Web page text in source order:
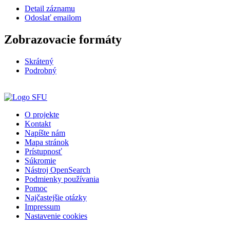
Detail záznamu
Odoslať emailom
Zobrazovacie formáty
Skrátený
Podrobný
O projekte
Kontakt
Napíšte nám
Mapa stránok
Prístupnosť
Súkromie
Nástroj OpenSearch
Podmienky používania
Pomoc
Najčastejšie otázky
Impressum
Nastavenie cookies